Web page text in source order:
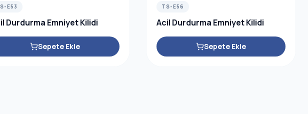
E53
Durdurma Emniyet Kilidi
Sepete Ekle
TS-E56
Acil Durdurma Emniyet Kilidi
Sepete Ekle